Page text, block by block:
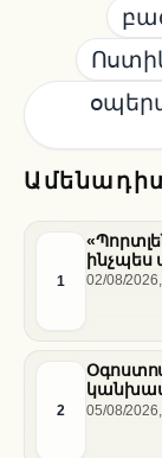
1
ինչպես
02/08/
2 05/08/